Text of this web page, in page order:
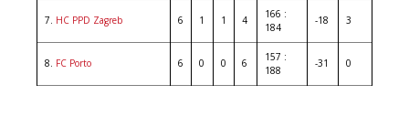
7. HC PPD Zagreb 6 1 1 4
166 :
184
-18 3
8. FC Porto 6 0 0 6
157 :
188
-31 0